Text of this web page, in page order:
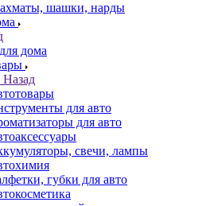
шашки, нарды
дома
Назад
для авто
для авто
свечи, лампы
губки для авто